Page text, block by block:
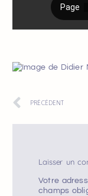
PRÉCÉDENT
Laisser un
Votre
champs